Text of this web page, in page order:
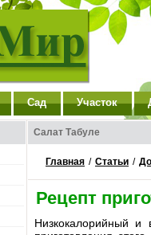
Сад Участок
Салат Табуле
Главная / Статьи /
Рецепт
Низкокалорийный и